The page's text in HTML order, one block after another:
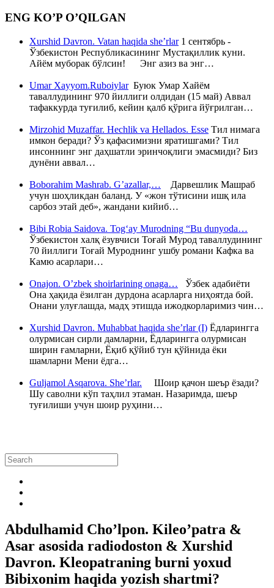
ENG KO’P O’QILGAN
Xurshid Davron. Vatan haqida she’rlar1 сентябрь -
Ўзбекистон Республикасининг Мустақиллик куни.
Айём муборак бўлсин! Энг азиз ва энг…
Umar Xayyom.RuboiylarБуюк Умар Хайём
таваллудининг 970 йиллиги олдидан (15 май) Аввал
тафаккурда туғилиб, кейин қалб қўрига йўғрилган…
Mirzohid Muzaffar. Hechlik va Hellados. Esse Тил нимага
имкон беради? Ўз қафасимизни яратишгами? Тил
инсоннинг энг даҳшатли эринчоқлиги эмасмиди? Биз
дунёни аввал…
Boborahim Mashrab. G’azallar,… Дарвешлик Машраб
учун шоҳликдан баланд. У «жон тўтисини ишқ ила
сарбоз этай деб», жандани кийиб…
Bibi Robia Saidova. Tog‘ay Murodning “Bu dunyoda…
Ўзбекистон халқ ёзувчиси Тоғай Мурод таваллудининг
70 йиллиги Тоғай Муроднинг ушбу романи Кафка ва
Камю асарлари…
Onajon. O’zbek shoirlarining onaga… Ўзбек адабиёти
Она ҳақида ёзилган дурдона асарларга ниҳоятда бой.
Онани улуғлашда, мадҳ этишда ижодкорларимиз чин…
Xurshid Davron. Muhabbat haqida she’rlar (I) Ёдларингга
олурмисан сирли дамларни, Ёдларингга олурмисан
ширин ғамларни, Ёқиб қўйиб тун қўйнида ёки
шамларни Мени ёдга…
Guljamol Asqarova. She’rlar. Шоир қачон шеър ёзади?
Шу саволни кўп таҳлил этаман. Назаримда, шеър
туғилиши учун шоир руҳини…
Abdulhamid Cho’lpon. Kileo’patra &
Asar asosida radiodoston & Xurshid
Davron. Kleopatraning burni yoxud
Bibixonim haqida yozish shartmi?